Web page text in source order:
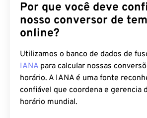
Por que você deve
nosso conversor de
online?
Utilizamos o banco de dados de
IANA para calcular nossas
horário. A IANA é uma fonte
confiável que coordena e gerencia
horário mundial.